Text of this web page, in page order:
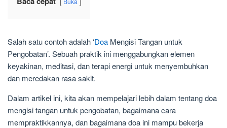
Salah satu contoh adalah ‘Doa Mengisi Tangan untuk
Pengobatan’. Sebuah praktik ini menggabungkan elemen
keyakinan, meditasi, dan terapi energi untuk menyembuhkan
dan meredakan rasa sakit.
Dalam artikel ini, kita akan mempelajari lebih dalam tentang doa
mengisi tangan untuk pengobatan, bagaimana cara
mempraktikkannya, dan bagaimana doa ini mampu bekerja